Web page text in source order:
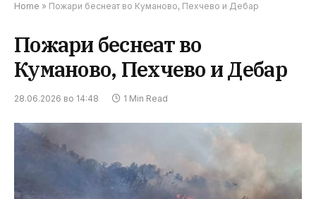
Home » Пожари беснеат во Куманово, Пехчево и Дебар
Пожари беснеат во
Куманово, Пехчево и Дебар
28.06.2026 во 14:48 1 Min Read